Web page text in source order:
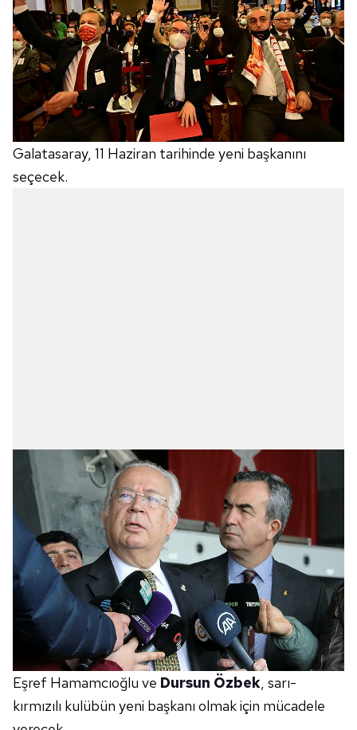
Galatasaray, 11 Haziran tarihinde yeni başkanını
seçecek.
Eşref Hamamcıoğlu ve Dursun Özbek, sarı-
kırmızılı kulübün yeni başkanı olmak için mücadele